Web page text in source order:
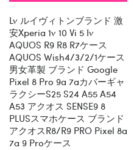
Lv ルイヴィトンブランド 激
安xperia 1v 10 Vi 5 Iv
AQUOS R9 R8 R7ケース
AQUOS Wish4/3/2/1ケース
男女革製 ブランド Google
Pixel 8 Pro 9a 7aカバーギャ
ラクシーs25 S24 A55 A54
A53 アクオス SENSE9 8
PLUSスマホケース ブランド
アクオスR8/R9 PRO Pixel 8a
7a 9 Proケース